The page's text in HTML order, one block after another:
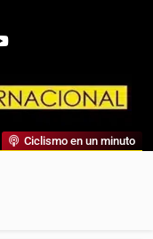
Entrevistas, Análisis,
De Referencia.
Ciclismo en un minuto